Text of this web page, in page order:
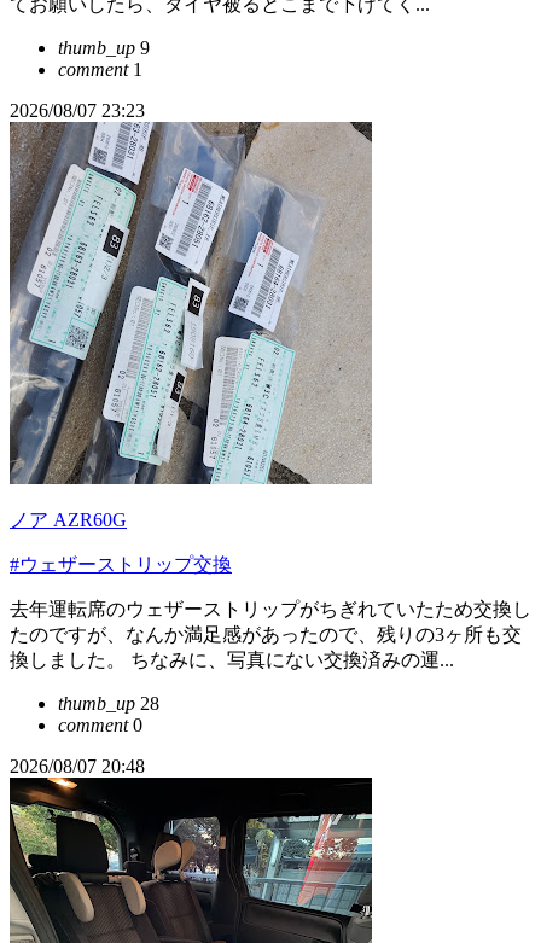
てお願いしたら、タイヤ被るとこまで下げてく...
thumb_up 9
comment1
2026/08/07 23:23
ノア AZR60G
#ウェザーストリップ交換
去年運転席のウェザーストリップがちぎれていたため交換し
たのですが、なんか満足感があったので、残りの3ヶ所も交
換しました。 ちなみに、写真にない交換済みの運...
thumb_up 28
comment0
2026/08/07 20:48